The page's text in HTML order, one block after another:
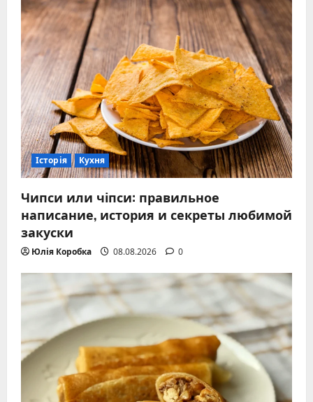
Історія Кухня
Чипси или чіпси: правильное
написание, история и секреты любимой
закуски
Юлія Коробка 08.08.2026 0